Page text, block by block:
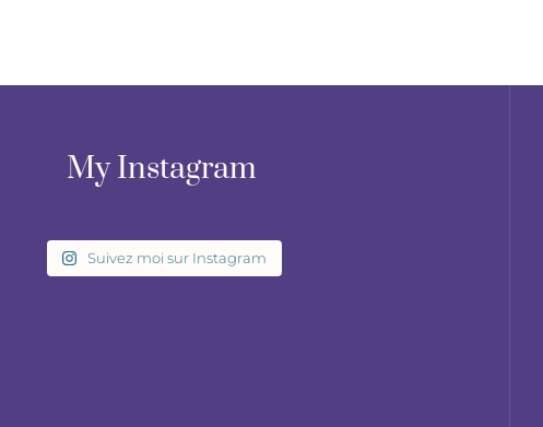
My Instagram
Suivez moi sur Instagram